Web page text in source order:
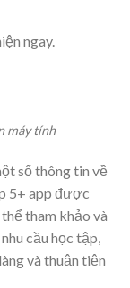
ngay.
máy tính
số thông tin về
5+ app được
tham khảo và
cầu học tập,
và thuận tiện